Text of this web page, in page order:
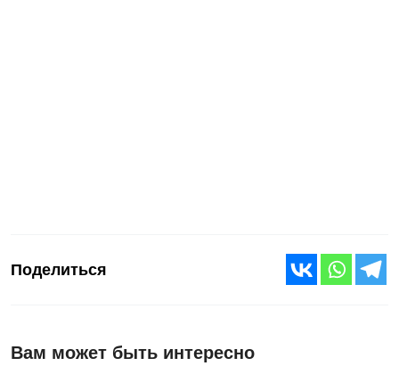
Поделиться
Вам может быть интересно